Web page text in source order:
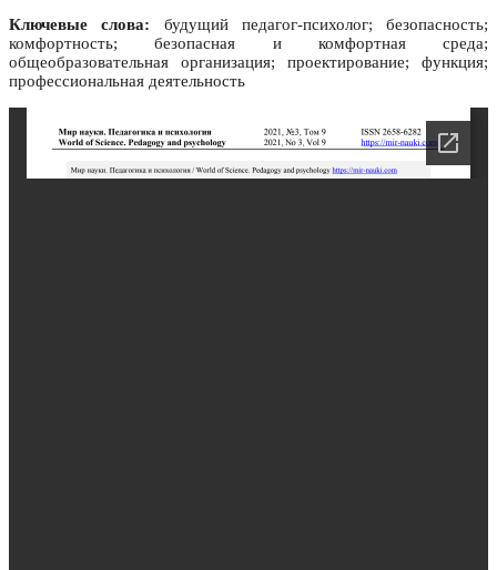
Ключевые слова: будущий педагог-психолог; безопасность;
комфортность; безопасная и комфортная среда;
общеобразовательная организация; проектирование; функция;
профессиональная деятельность